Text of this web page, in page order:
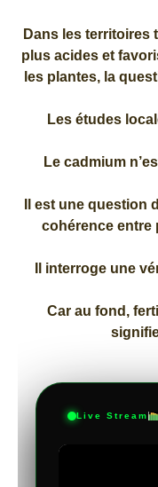
Dans les
plus acides et
les plantes, la
Les études
Le cadmium
Il est une question
cohérence entre
Il interroge une
Car au fond,
Live Stream